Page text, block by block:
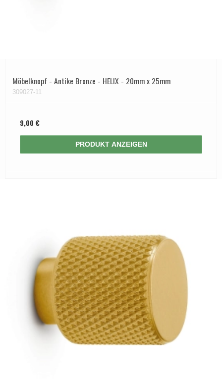
Möbelknopf - Antike Bronze - HELIX - 20mm x 25mm
309027-11
9,00 €
PRODUKT ANZEIGEN